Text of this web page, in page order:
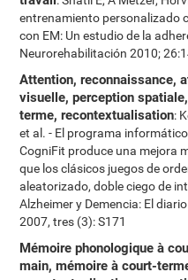
entrenamiento personalizado
con EM: Un estudio de la
Neurorehabilitación 2010;
Attention, reconnaissance,
visuelle, perception
terme, recontextualisation:
et al. - El programa
CogniFit produce una mejora
que los clásicos juegos de
aleatorizado, doble ciego de
Alzheimer y Demencia: El
2007, tres (3): S171
Mémoire phonologique à
main, mémoire à court-